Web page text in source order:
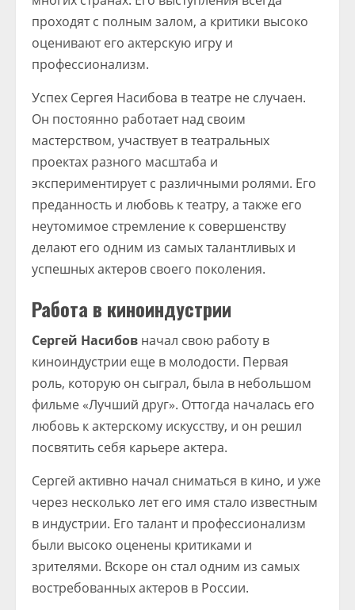
проходят с полным залом, а критики высоко
оценивают его актерскую игру и
профессионализм.
Успех Сергея Насибова в театре не случаен.
Он постоянно работает над своим
мастерством, участвует в театральных
проектах разного масштаба и
экспериментирует с различными ролями. Его
преданность и любовь к театру, а также его
неутомимое стремление к совершенству
делают его одним из самых талантливых и
успешных актеров своего поколения.
Работа в киноиндустрии
Сергей Насибов начал свою работу в
киноиндустрии еще в молодости. Первая
роль, которую он сыграл, была в небольшом
фильме «Лучший друг». Оттогда началась его
любовь к актерскому искусству, и он решил
посвятить себя карьере актера.
Сергей активно начал сниматься в кино, и уже
через несколько лет его имя стало известным
в индустрии. Его талант и профессионализм
были высоко оценены критиками и
зрителями. Вскоре он стал одним из самых
востребованных актеров в России.